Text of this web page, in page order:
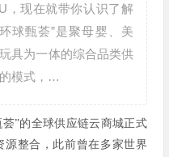
，现在就带你认识了解
球甄荟”是聚母婴、美
具为一体的综合品类供
模式，…
”的全球供应链云商城正式
源整合，此前曾在多家世界